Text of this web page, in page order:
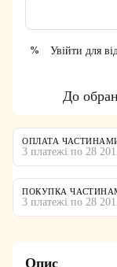
% Увійти для
До
ОПЛАТА
3 платежі по 28
ПОКУПКА
3 платежі по 28
Опис